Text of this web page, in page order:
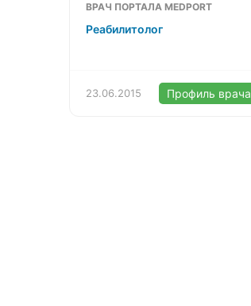
ВРАЧ ПОРТАЛА MEDPORT
Реабилитолог
23.06.2015 Профиль врача